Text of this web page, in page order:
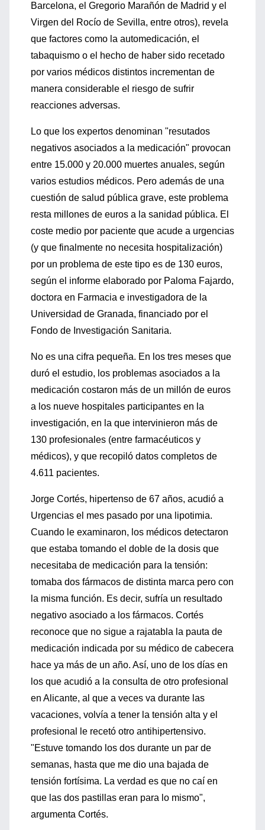
Barcelona, el Gregorio Marañón de Madrid y el
Virgen del Rocío de Sevilla, entre otros), revela
que factores como la automedicación, el
tabaquismo o el hecho de haber sido recetado
por varios médicos distintos incrementan de
manera considerable el riesgo de sufrir
reacciones adversas.
Lo que los expertos denominan "resutados
negativos asociados a la medicación" provocan
entre 15.000 y 20.000 muertes anuales, según
varios estudios médicos. Pero además de una
cuestión de salud pública grave, este problema
resta millones de euros a la sanidad pública. El
coste medio por paciente que acude a urgencias
(y que finalmente no necesita hospitalización)
por un problema de este tipo es de 130 euros,
según el informe elaborado por Paloma Fajardo,
doctora en Farmacia e investigadora de la
Universidad de Granada, financiado por el
Fondo de Investigación Sanitaria.
No es una cifra pequeña. En los tres meses que
duró el estudio, los problemas asociados a la
medicación costaron más de un millón de euros
a los nueve hospitales participantes en la
investigación, en la que intervinieron más de
130 profesionales (entre farmacéuticos y
médicos), y que recopiló datos completos de
4.611 pacientes.
Jorge Cortés, hipertenso de 67 años, acudió a
Urgencias el mes pasado por una lipotimia.
Cuando le examinaron, los médicos detectaron
que estaba tomando el doble de la dosis que
necesitaba de medicación para la tensión:
tomaba dos fármacos de distinta marca pero con
la misma función. Es decir, sufría un resultado
negativo asociado a los fármacos. Cortés
reconoce que no sigue a rajatabla la pauta de
medicación indicada por su médico de cabecera
hace ya más de un año. Así, uno de los días en
los que acudió a la consulta de otro profesional
en Alicante, al que a veces va durante las
vacaciones, volvía a tener la tensión alta y el
profesional le recetó otro antihipertensivo.
"Estuve tomando los dos durante un par de
semanas, hasta que me dio una bajada de
tensión fortísima. La verdad es que no caí en
que las dos pastillas eran para lo mismo",
argumenta Cortés.